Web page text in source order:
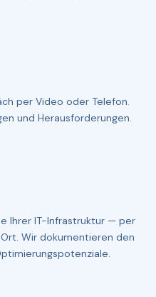
per Video oder Telefon.
und Herausforderungen.
Ihrer IT-Infrastruktur — per
Wir dokumentieren den